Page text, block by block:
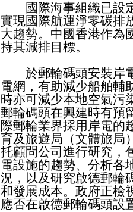
國際海事組織已設定
實現國際航運淨零碳排
大趨勢。中國香港作為
持其減排目標。
於郵輪碼頭安裝岸電
電網，有助減少船舶輔
時亦可減少本地空氣污
郵輪碼頭在興建時有預
際郵輪業界採用岸電的
育及旅遊局（文體旅局
托顧問公司進行研究，
電設施的趨勢、分析各
況，以及研究啟德郵輪
和發展成本。政府正檢
應否在啟德郵輪碼頭設